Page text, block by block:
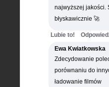
najwyższej jakości.
błyskawicznie 🚀
Lubie to!
Ewa Kwiatkowska
Zdecydowanie
porównaniu do
ładowanie filmów